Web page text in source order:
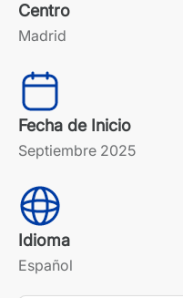
Centro
Madrid
Fecha de Inicio
Septiembre 2025
Idioma
Español